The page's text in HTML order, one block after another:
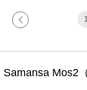
1
Samansa Mos2